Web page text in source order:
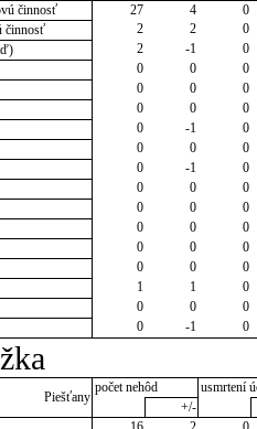
činnosť
27 4
0
činnosť
2 2
0
2 -1
0
0 0
0
0 0
0
0 0
0
0 -1
0
0 0
0
0 -1
0
0 0
0
0 0
0
0 0
0
0 0
0
0 0
0
1 1
0
0 0
0
0 -1 0
Piešťany
počet nehôd
usmrtení
+/-